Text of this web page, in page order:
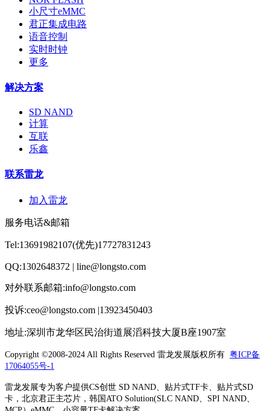
小尺寸eMMC
君正集成电路
语音控制
实时时钟
更多
解决方案
SD NAND
计算
互联
乐鑫
联系雷龙
加入雷龙
服务电话&邮箱
Tel:13691982107(优先)17727831243
QQ:1302648372 | line@longsto.com
对外联系邮箱:info@longsto.com
投诉:ceo@longsto.com |13923450403
地址:深圳市龙华区民治街道展滔科技大厦B座1907室
Copyright ©2008-2024 All Rights Reserved 雷龙发展版权所有 粤ICP备
17064055号-1
雷龙发展专为客户提供CS创世 SD NAND、贴片式TF卡、贴片式SD
卡，北京君正主芯片，韩国ATO Solution(SLC NAND、SPI NAND、